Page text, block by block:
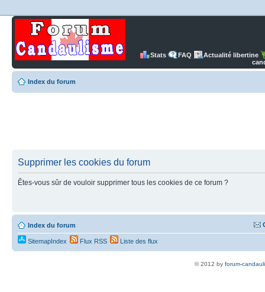
Stats FAQ
Actualité libertine
Index du forum
Supprimer les cookies du forum
Êtes-vous sûr de vouloir supprimer tous les cookies de ce forum ?
Index du forum
SitemapIndex Flux RSS Liste des flux
© 2012 by forum-